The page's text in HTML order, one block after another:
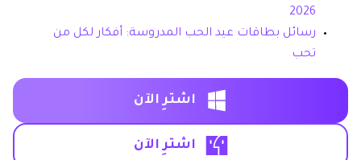
2026
رسائل بطاقات عيد الحب المدروسة: أفكار لكل من
تحب
اشترِ الآن
اشترِ الآن